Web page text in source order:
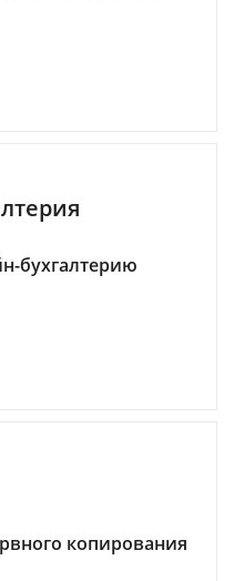
бухгалтерию
копирования